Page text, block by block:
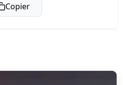
Copier